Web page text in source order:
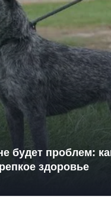
будет проблем:
здоровье